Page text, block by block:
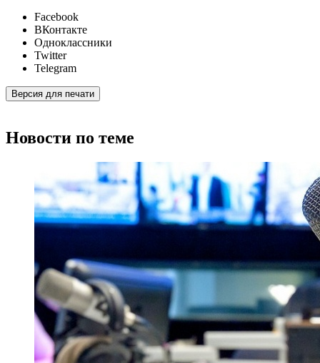
Facebook
ВКонтакте
Одноклассники
Twitter
Telegram
Версия для печати
Новости по теме